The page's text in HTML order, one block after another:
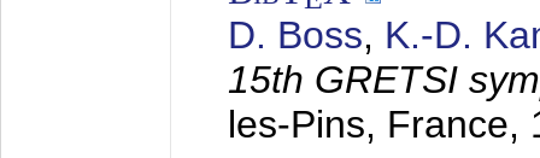
D. Boss, K.-D.
15th GRETSI
les-Pins, France,